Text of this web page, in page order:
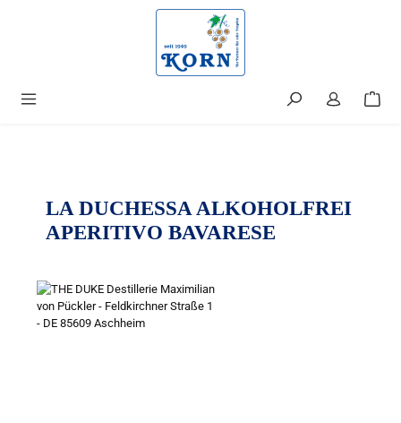
LA DUCHESSA ALKOHOLFREI
APERITIVO BAVARESE